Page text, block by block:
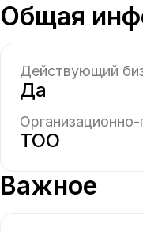
Общая
Действующий
Да
ТОО
Важное